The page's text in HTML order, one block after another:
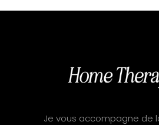
Je vous accompagne de